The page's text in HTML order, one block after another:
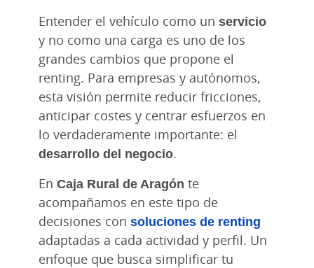
Entender el vehículo como un servicio
y no como una carga es uno de los
grandes cambios que propone el
renting. Para empresas y autónomos,
esta visión permite reducir fricciones,
anticipar costes y centrar esfuerzos en
lo verdaderamente importante: el
desarrollo del negocio.
En Caja Rural de Aragón te
acompañamos en este tipo de
decisiones con soluciones de renting
adaptadas a cada actividad y perfil. Un
enfoque que busca simplificar tu